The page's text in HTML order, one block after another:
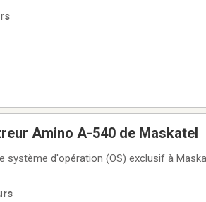
Amino A-540 de Maskatel